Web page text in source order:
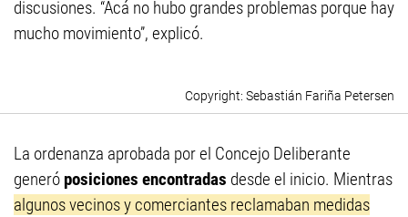
discusiones. “Acá no hubo grandes problemas porque hay
mucho movimiento”, explicó.
Sebastián Fariña Petersen
La ordenanza aprobada por el Concejo Deliberante
generó posiciones encontradas desde el inicio. Mientras
algunos vecinos y comerciantes reclamaban medidas